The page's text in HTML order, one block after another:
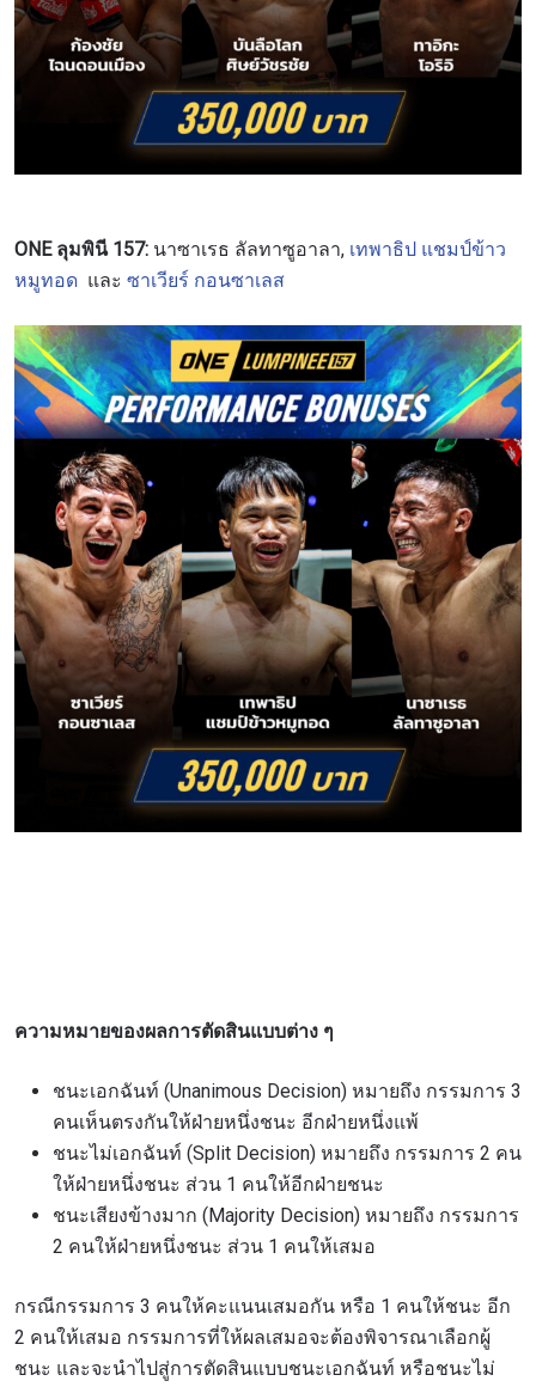
ONE ลุมพินี 157: นาซาเรธ ลัลทาซูอาลา, เทพาธิป แชมป์ข้าว
หมูทอด และ ซาเวียร์ กอนซาเลส
ความหมายของผลการตัดสินแบบต่าง ๆ
ชนะเอกฉันท์ (Unanimous Decision) หมายถึง กรรมการ 3
คนเห็นตรงกันให้ฝ่ายหนึ่งชนะ อีกฝ่ายหนึ่งแพ้
ชนะไม่เอกฉันท์ (Split Decision) หมายถึง กรรมการ 2 คน
ให้ฝ่ายหนึ่งชนะ ส่วน 1 คนให้อีกฝ่ายชนะ
ชนะเสียงข้างมาก (Majority Decision) หมายถึง กรรมการ
2 คนให้ฝ่ายหนึ่งชนะ ส่วน 1 คนให้เสมอ
กรณีกรรมการ 3 คนให้คะแนนเสมอกัน หรือ 1 คนให้ชนะ อีก
2 คนให้เสมอ กรรมการที่ให้ผลเสมอจะต้องพิจารณาเลือกผู้
ชนะ และจะนำไปสู่การตัดสินแบบชนะเอกฉันท์ หรือชนะไม่
ดูไฮไลต์การแข่งขัน
สมัคร
การส่งแบบฟอร์มนี้ถือว่าท่านให้ความยินยอมให้เรา
รวบรวม ใช้งาน และเปิดเผยข้อมูลของท่านภายใต้
ยกเลิกการสมัครรับข่าวสารได้ตลอดเวลา